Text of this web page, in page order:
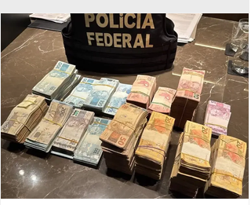
Identidade com o eleitor de cada região.
território da Costa do Descobrimento, com
abrangência na Costa das Baleias, ou seja,
no grande Extremo Sul baiano, entre as
tantas candidaturas para ocupar uma vaga
de deputado (a) nas eleições de outubro
próximo a que mais aparece com solidez
política é a da deputada pessed